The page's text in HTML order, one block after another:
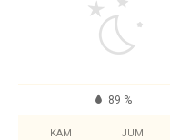
89 %
KAM JUM